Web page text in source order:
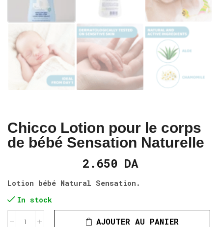
Chicco Lotion pour le corps
de bébé Sensation Naturelle
2.650 DA
Lotion bébé Natural Sensation.
In stock
AJOUTER AU PANIER